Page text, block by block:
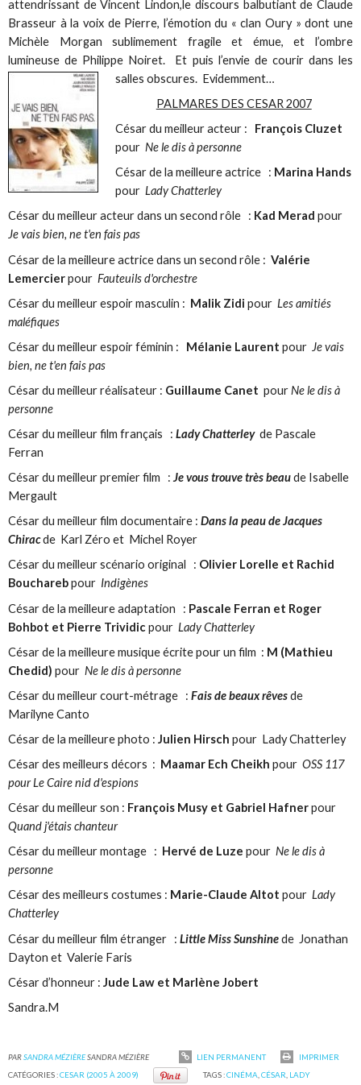
attendrissant de Vincent Lindon,le discours balbutiant de Claude
Brasseur à la voix de Pierre, l’émotion du « clan Oury » dont une
Michèle Morgan sublimement fragile et émue, et l’ombre
lumineuse de Philippe Noiret. Et puis l’envie de courir dans les
salles obscures. Evidemment…
PALMARES DES CESAR 2007
César du meilleur acteur : François Cluzet
pour Ne le dis à personne
César de la meilleure actrice : Marina Hands
pour Lady Chatterley
César du meilleur acteur dans un second rôle : Kad Merad pour
Je vais bien, ne t'en fais pas
César de la meilleure actrice dans un second rôle :Valérie
LemercierpourFauteuils d'orchestre
César du meilleur espoir masculin : Malik Zidi pourLes amitiés
maléfiques
César du meilleur espoir féminin : Mélanie Laurent pour Je vais
bien, ne t'en fais pas
César du meilleur réalisateur : Guillaume Canet pourNe le dis à
personne
César du meilleur film français :Lady Chatterleyde Pascale
Ferran
César du meilleur premier film :Je vous trouve très beaude Isabelle
Mergault
César du meilleur film documentaire :Dans la peau de Jacques
Chiracde Karl Zéro et Michel Royer
César du meilleur scénario original : Olivier Lorelle et Rachid
Boucharebpour Indigènes
César de la meilleure adaptation : Pascale Ferran et Roger
Bohbot et Pierre TrividicpourLady Chatterley
César de la meilleure musique écrite pour un film : M (Mathieu
Chedid) pourNe le dis à personne
César du meilleur court-métrage :Fais de beaux rêvesde
Marilyne Canto
César de la meilleure photo :Julien Hirsch pour Lady Chatterley
César des meilleurs décors : Maamar Ech Cheikh pourOSS 117
pour Le Caire nid d'espions
César du meilleur son : François Musy et Gabriel Hafnerpour
Quand j'étais chanteur
César du meilleur montage : Hervé de Luze pourNe le dis à
personne
César des meilleurs costumes : Marie-Claude Altot pourLady
Chatterley
César du meilleur film étranger :Little Miss Sunshinede Jonathan
Dayton et Valerie Faris
César d’honneur :Jude Law et Marlène Jobert
Sandra.M
PARSANDRA MÉZIÈRESANDRA MÉZIÈRE LIEN PERMANENT
IMPRIMER
CATÉGORIES :CESAR (2005 À 2009) TAGS :CINÉMA CÉSAR LADY